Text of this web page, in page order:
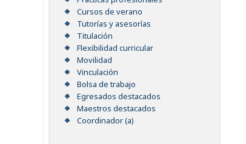
Cursos de verano
Tutorías y asesorías
Titulación
Flexibilidad curricular
Movilidad
Vinculación
Bolsa de trabajo
Egresados destacados
Maestros destacados
Coordinador (a)